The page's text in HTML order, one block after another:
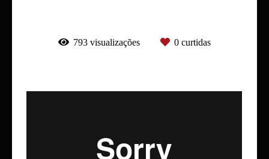
793 visualizações 0 curtidas